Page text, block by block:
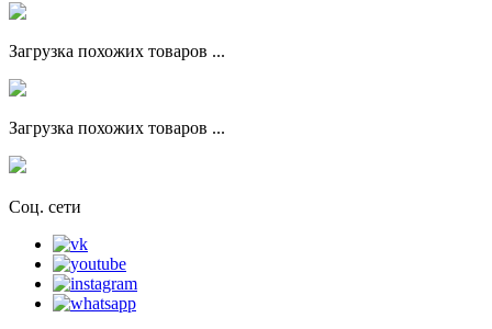
Загрузка похожих товаров ...
Загрузка похожих товаров ...
Соц. сети